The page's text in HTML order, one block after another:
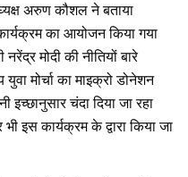
अरुण कौशल ने बताया
का आयोजन किया गया
मोदी की नीतियों बारे
युवा मोर्चा का माइक्रो डोनेशन
इच्छानुसार चंदा दिया जा रहा
इस कार्यक्रम के द्वारा किया जा